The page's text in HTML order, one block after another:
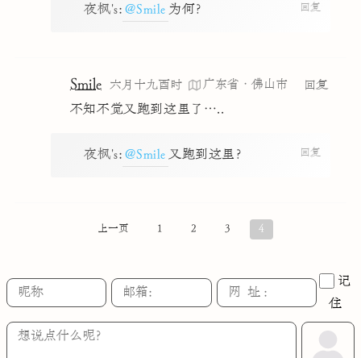
夜枫's: @Smile 为何？ 回复
Smile 六月十九酉时 广东省·佛山市
回复
不知不觉又跑到这里了…..
夜枫's: @Smile 又跑到这里？ 回复
上一页 1 2 3 4
记
住